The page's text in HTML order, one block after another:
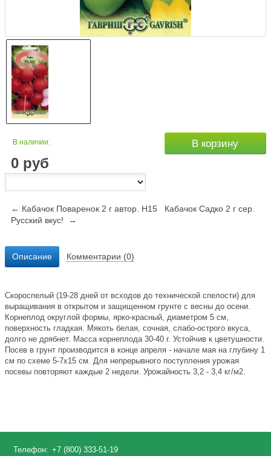
В наличии:
0 руб
В корзину
← Кабачок Поваренок 2 г автор. Н15
Кабачок Садко 2 г сер.
Русский вкус! →
Описание Комментарии (0)
Скороспелый (19-28 дней от всходов до технической спелости) для
выращивания в открытом и защищенном грунте с весны до осени.
Корнеплод округлой формы, ярко-красный, диаметром 5 см,
поверхность гладкая. Мякоть белая, сочная, слабо-острого вкуса,
долго не дрябнет. Масса корнеплода 30-40 г. Устойчив к цветушности.
Посев в грунт производится в конце апреля - начале мая на глубину 1
см по схеме 5-7x15 см. Для непрерывного поступления урожая
посевы повторяют каждые 2 недели. Урожайность 3,2 - 3,4 кг/м2.
Телефон: +7 (800) 333-51-19